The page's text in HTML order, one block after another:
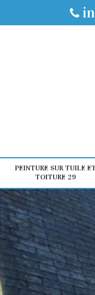
PEINTURE SUR TUILE ET
TOITURE 29